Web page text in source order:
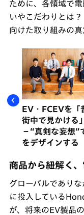
ために、各領域で
いやこだわりとは
向けた取り組みの真
料
EV・FCEVを「
街中で見かける
－“真剣な妄想”
をデザインする
商品から紐解く
グローバルであり
に投入している
が、将来のEV製品